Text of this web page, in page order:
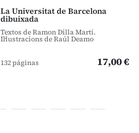
La Universitat de Barcelona
dibuixada
Textos de Ramon Dilla Martí.
Il·lustracions de Raúl Deamo
132 páginas 17,00 €